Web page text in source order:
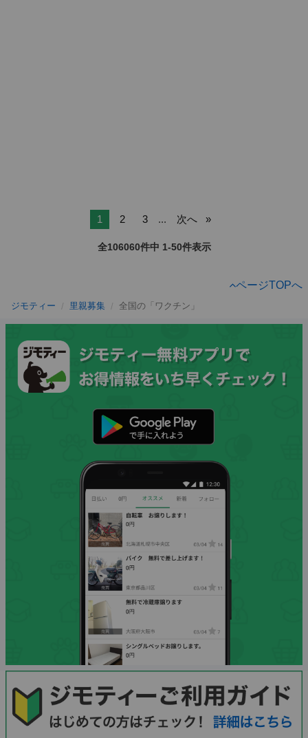
1 2 3 ... 次へ
全106060件中 1-50件表示
ページTOPへ
ジモティー 里親募集 全国の「ワクチン」